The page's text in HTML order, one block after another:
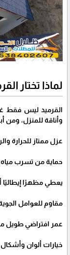
لماذا تختار
القرميد ليس فقط
وأناقة للمنزل، ومن
عزل ممتاز للحرارة
حماية من تسرب مياه
يعطي مظهرًا إيطاليًا
مقاوم للعوامل
عمر افتراضي طويل
خيارات ألوان